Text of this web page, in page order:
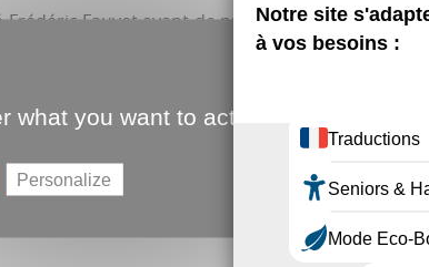
Frédéric Fauvet avant de préciser que« notre
déchets afin que les volumes destinés à
provenance
du Pôle métropolitain du Grand
sur notre territoire va se poser ».En
Jean-
you want to activate
Personalize